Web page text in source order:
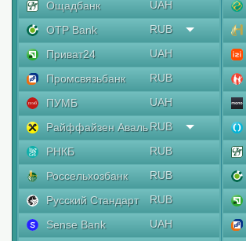
Ощадбанк
UAH
OTP Bank
RUB
Приват24
UAH
Промсвязьбанк
RUB
ПУМБ
UAH
Райффайзен АвальRUB
РНКБ
RUB
Россельхозбанк
RUB
Русский Стандарт
RUB
Sense Bank
UAH